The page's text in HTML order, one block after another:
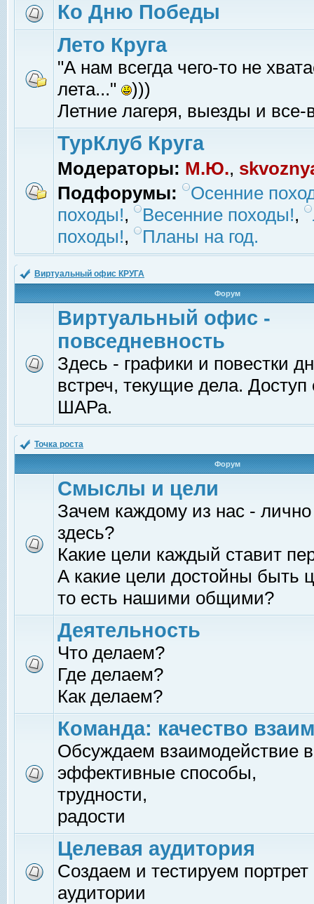
Ко Дню Победы
Лето Круга
"А нам всегда чего-то не
лета..."
)))
Летние лагеря, выезды и все-
ТурКлуб Круга
Модераторы: М.Ю.,
Подфорумы:
Осенние
походы!, Весенние походы!,
походы!, Планы на год.
Виртуальный офис КРУГА
Форум
Виртуальный офис -
повседневность
Здесь - графики и повестки
встреч, текущие дела.
ШАРа.
Точка роста
Форум
Смыслы и цели
Зачем каждому из нас -
здесь?
Какие цели каждый ставит
А какие цели достойны быть
то есть нашими общими?
Деятельность
Что делаем?
Где делаем?
Как делаем?
Команда: качество
Обсуждаем взаимодействие
эффективные способы,
трудности,
радости
Целевая аудитория
Создаем и тестируем
аудитории